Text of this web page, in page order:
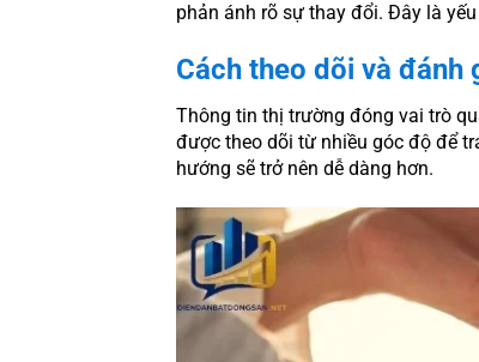
phản ánh rõ sự thay đổi. Đây là
Cách theo dõi và
Thông tin thị trường đóng vai trò
được theo dõi từ nhiều góc độ để
hướng sẽ trở nên dễ dàng hơn.